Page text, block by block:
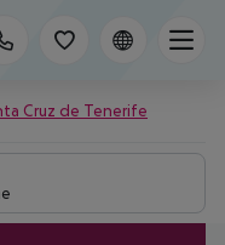
Cruz de Tenerife